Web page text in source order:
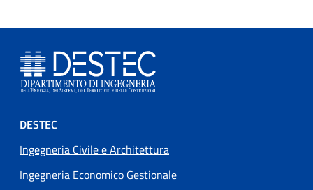
Footer menu
DESTEC
Ingegneria Civile e Architettura
Ingegneria Economico Gestionale